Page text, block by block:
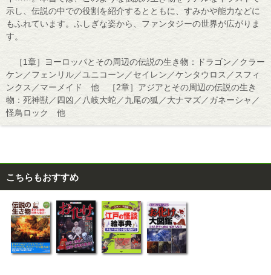
示し、伝説の中での役割を紹介するとともに、すみかや能力などに
もふれています。ふしぎな姿から、ファンタジーの世界が広がりま
す。
［1章］ヨーロッパとその周辺の伝説の生き物：ドラゴン／クラー
ケン／フェンリル／ユニコーン／セイレン／ケンタウロス／スフィ
ンクス／マーメイド 他 ［2章］アジアとその周辺の伝説の生き
物：死神獣／四凶／八岐大蛇／九尾の狐／大ナマズ／ガネーシャ／
怪鳥ロック 他
こちらもおすすめ